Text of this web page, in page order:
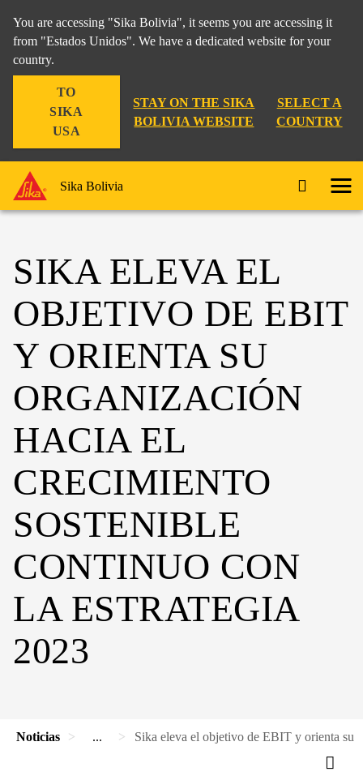
You are accessing "Sika Bolivia", it seems you are accessing it
from "Estados Unidos". We have a dedicated website for your
country.
TO
SIKA
USA
STAY ON THE SIKA
BOLIVIA WEBSITE
SELECT A
COUNTRY
Sika Bolivia
SIKA ELEVA EL
OBJETIVO DE EBIT
Y ORIENTA SU
ORGANIZACIÓN
HACIA EL
CRECIMIENTO
SOSTENIBLE
CONTINUO CON
LA ESTRATEGIA
2023
Noticias ... Sika eleva el objetivo de EBIT y orienta su